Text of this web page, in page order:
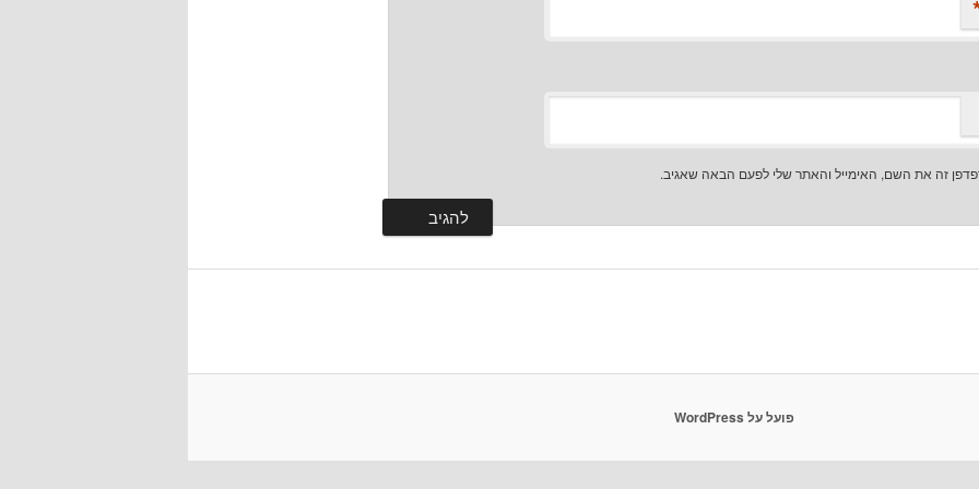
זה את השם, האימייל והאתר שלי לפעם הבאה שאגיב.
פועל על WordPress